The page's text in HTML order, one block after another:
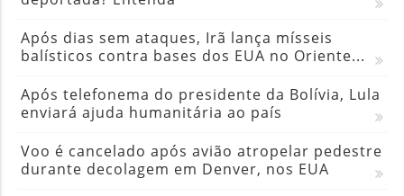
Após dias sem ataques, Irã lança mísseis
balísticos contra bases dos EUA no Oriente...
Após telefonema do presidente da Bolívia, Lula
enviará ajuda humanitária ao país
Voo é cancelado após avião atropelar pedestre
durante decolagem em Denver, nos EUA